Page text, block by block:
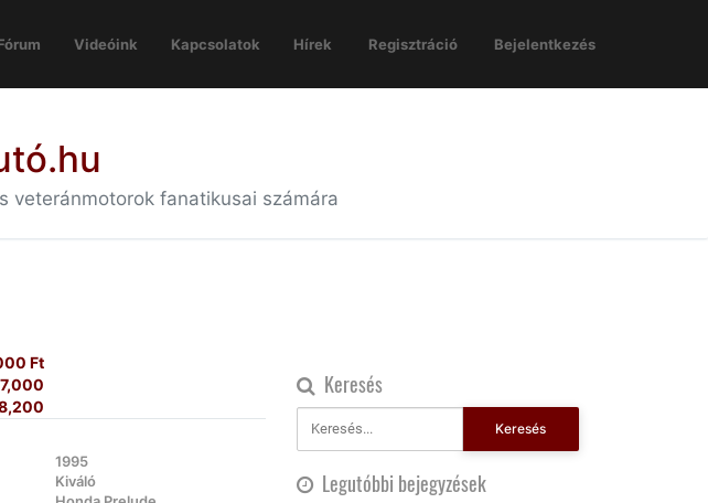
Videóink Kapcsolatok Hírek Regisztráció Bejelentkezés
veteránmotorok fanatikusai számára
Ft
1995
Kiváló
Keresés
Keresés
Legutóbbi bejegyzések